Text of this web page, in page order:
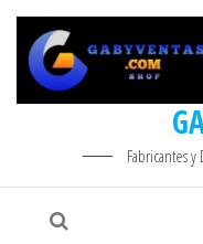
Fabricantes